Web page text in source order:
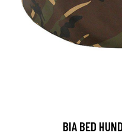
BIA BED